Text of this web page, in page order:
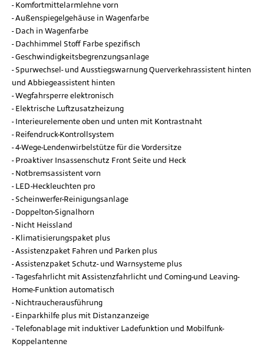
Komfortmittelarmlehne vorn
Außenspiegelgehäuse in Wagenfarbe
Dach in Wagenfarbe
Dachhimmel Stoff Farbe spezifisch
Geschwindigkeitsbegrenzungsanlage
Spurwechsel- und Ausstiegswarnung Querverkehrassistent hinten
und Abbiegeassistent hinten
Wegfahrsperre elektronisch
Elektrische Luftzusatzheizung
Interieurelemente oben und unten mit Kontrastnaht
Reifendruck-Kontrollsystem
4-Wege-Lendenwirbelstütze für die Vordersitze
Proaktiver Insassenschutz Front Seite und Heck
Notbremsassistent vorn
LED-Heckleuchten pro
Scheinwerfer-Reinigungsanlage
Doppelton-Signalhorn
Nicht Heissland
Klimatisierungspaket plus
Assistenzpaket Fahren und Parken plus
Assistenzpaket Schutz- und Warnsysteme plus
Tagesfahrlicht mit Assistenzfahrlicht und Coming-und Leaving-
Home-Funktion automatisch
Nichtraucherausführung
Einparkhilfe plus mit Distanzanzeige
Telefonablage mit induktiver Ladefunktion und Mobilfunk-
Koppelantenne